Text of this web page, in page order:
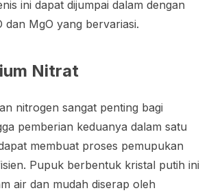
ini dapat dijumpai dalam dengan
dan MgO yang bervariasi.
Nitrat
nitrogen sangat penting bagi
pemberian keduanya dalam satu
membuat proses pemupukan
Pupuk berbentuk kristal putih ini
air dan mudah diserap oleh